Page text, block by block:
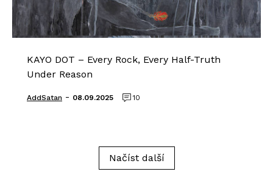
KAYO DOT – Every Rock, Every Half-Truth
Under Reason
AddSatan - 08.09.2025 10
Načíst další